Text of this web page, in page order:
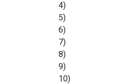
4)
5)
6)
7)
8)
9)
10)